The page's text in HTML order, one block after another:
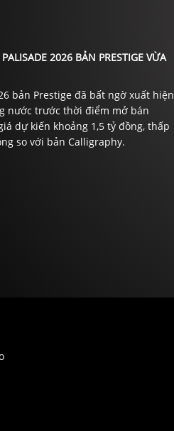
2026 BẢN PRESTIGE VỪA
bản Prestige đã bất ngờ xuất hiện
nước trước thời điểm mở bán
dự kiến khoảng 1,5 tỷ đồng, thấp
so với bản Calligraphy.